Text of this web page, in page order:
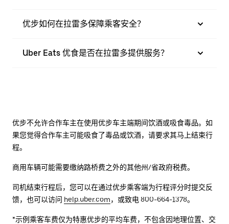
优步如何在拉雷多保障乘客安全？
Uber Eats 优食是否在拉雷多提供服务？
优步不允许合作车主在使用优步车主端期间饮酒或吸食毒品。如
果您觉得合作车主可能吸食了毒品或饮酒，请要求其马上结束行
程。
商用车辆可能需要缴纳路桥费之外的其他州/省政府税费。
司机结束行程后，您可以在通过优步乘客端为行程评分时提交反
馈，也可以访问 help.uber.com，或致电 800-664-1378。
*示例乘客车费仅为特惠优步的平均车费，不包含因地理位置、交